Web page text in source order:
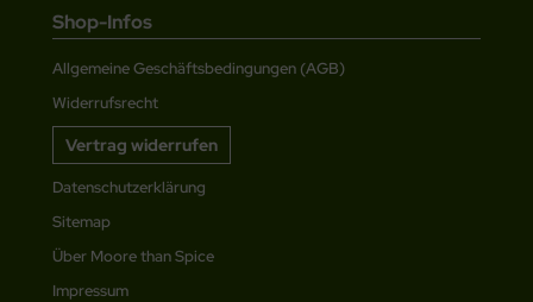
Shop-Infos
Allgemeine Geschäftsbedingungen (AGB)
Widerrufsrecht
Vertrag widerrufen
Datenschutzerklärung
Sitemap
Über Moore than Spice
Impressum